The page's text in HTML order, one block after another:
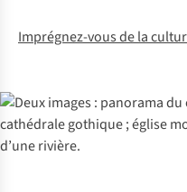
Imprégnez-vous de la